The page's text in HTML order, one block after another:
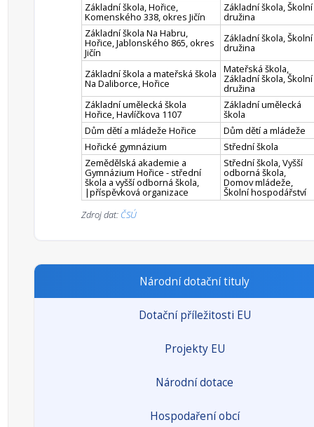
Základní škola, Hořice,
Komenského 338, okres Jičín
Základní škola, Školní
družina
Základní škola Na Habru,
Hořice, Jablonského 865, okres
Jičín
Základní škola, Školní
družina
Základní škola a mateřská škola
Na Daliborce, Hořice
Mateřská škola,
Základní škola, Školní
družina
Základní umělecká škola
Hořice, Havlíčkova 1107
Základní umělecká
škola
Dům dětí a mládeže Hořice
Dům dětí a mládeže
Hořické gymnázium
Střední škola
Zemědělská akademie a
Gymnázium Hořice - střední
škola a vyšší odborná škola,
|příspěvková organizace
Střední škola, Vyšší
odborná škola,
Domov mládeže,
Školní hospodářství
Zdroj dat: ČSÚ
Národní dotační tituly
Dotační příležitosti EU
Projekty EU
Národní dotace
Hospodaření obcí